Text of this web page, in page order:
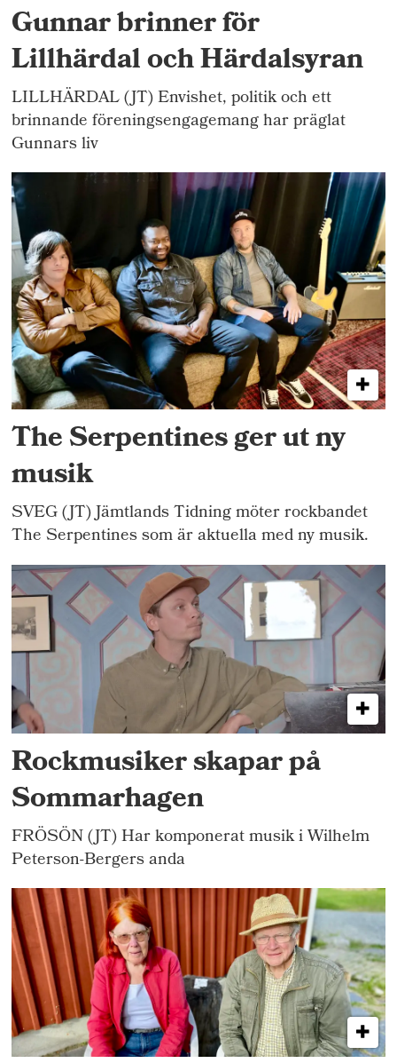
Gunnar brinner för
Lillhärdal och Härdalsyran
LILLHÄRDAL (JT) Envishet, politik och ett
brinnande föreningsengagemang har präglat
Gunnars liv
The Serpentines ger ut ny
musik
SVEG (JT) Jämtlands Tidning möter rockbandet
The Serpentines som är aktuella med ny musik.
Rockmusiker skapar på
Sommarhagen
FRÖSÖN (JT) Har komponerat musik i Wilhelm
Peterson-Bergers anda